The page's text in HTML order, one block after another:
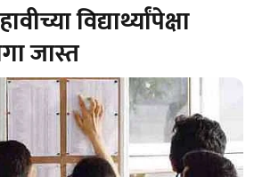
विद्यार्थ्यांपेक्षा
जास्त